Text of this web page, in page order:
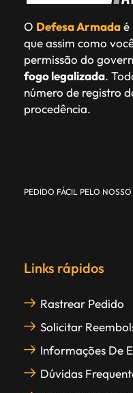
O Defesa Armadaé
que assim como
permissão do
fogo legalizada.
número de registro
procedência.
PEDIDO FÁCIL PELO
Links rápidos
Rastrear Pedido
Solicitar
Informações De
Dúvidas